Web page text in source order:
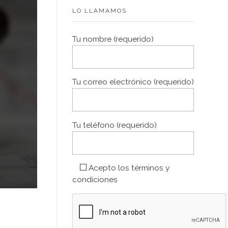
LO LLAMAMOS
Tu nombre (requerido)
Tu correo electrónico (requerido)
Tu teléfono (requerido)
Acepto lostérminos y
condiciones